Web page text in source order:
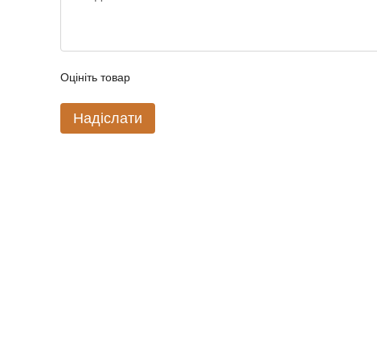
Оцініть товар
Надіслати